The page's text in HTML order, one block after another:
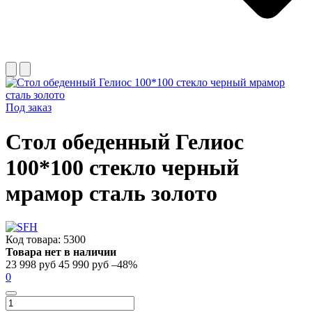
Под заказ
Стол обеденный Гелиос
100*100 стекло черный
мрамор сталь золото
Код товара: 5300
Товара нет в наличии
23 998 руб 45 990 руб –48%
0